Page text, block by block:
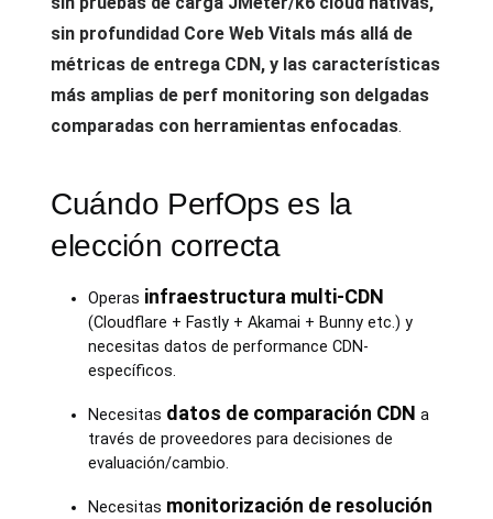
sin profundidad Core Web Vitals más allá de
métricas de entrega CDN, y las características
más amplias de perf monitoring son delgadas
comparadas con herramientas enfocadas.
Cuándo PerfOps es la
elección correcta
Operas infraestructura multi-CDN
(Cloudflare + Fastly + Akamai + Bunny etc.) y
necesitas datos de performance CDN-
específicos.
Necesitas datos de comparación CDN a
través de proveedores para decisiones de
evaluación/cambio.
Necesitas monitorización de resolución